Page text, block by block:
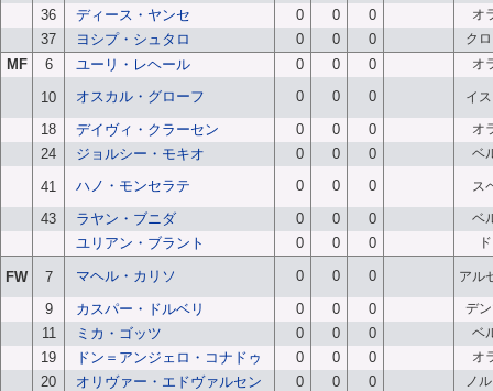
36 ディース・ヤンセ 0 0 0 オ
37 ヨシプ・シュタロ 0 0 0 ク
MF 6 ユーリ・レヘール 0 0 0 オ
10 オスカル・グローフ 0 0 0 イ
18 デイヴィ・クラーセン 0 0 0 オ
24 ジョルシー・モキオ 0 0 0 ベ
41 ハノ・モンセラテ 0 0 0 ス
43 ラヤン・ブニダ 0 0 0 ベ
ユリアン・ブラント 0 0 0
FW 7 マヘル・カリソ 0 0 0 アル
9 カスパー・ドルベリ 0 0 0 デ
11 ミカ・ゴッツ 0 0 0 ベ
19 ドン＝アンジェロ・コナドゥ 0 0 0 オ
20 オリヴァー・エドヴァルセン 0 0 0 ノ